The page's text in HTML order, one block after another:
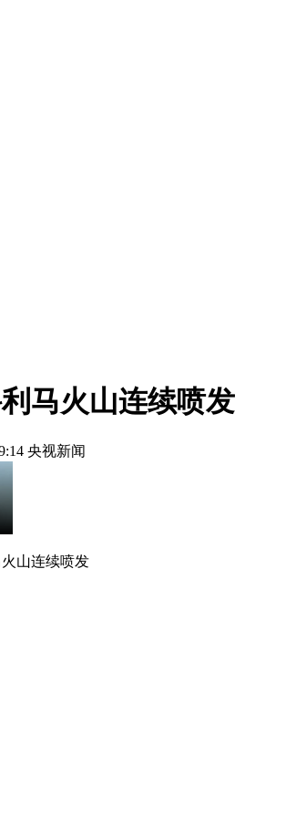
马火山连续喷发
央视新闻
山连续喷发